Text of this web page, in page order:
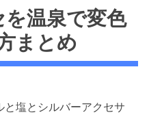
温泉で変色
まとめ
と塩とシルバーアクセサ